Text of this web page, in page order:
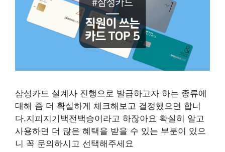
삼성카드 설계사 진행으로 발급하고자 하는 종류에
대해 좀 더 확실하게 체크해보고 결정했으면 합니
다.지피지기백전백승이라고 하잖아요 확실히 알고
사용하면 더 많은 혜택을 받을 수 있는 부분이 있으
니 꼭 문의하시고 선택해주세요